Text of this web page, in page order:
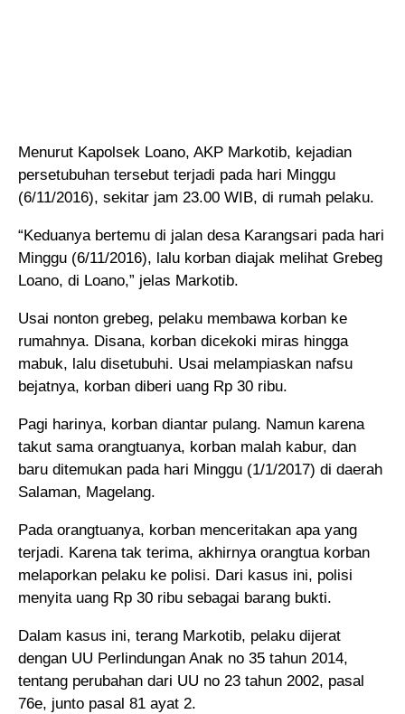
Menurut Kapolsek Loano, AKP Markotib, kejadian
persetubuhan tersebut terjadi pada hari Minggu
(6/11/2016), sekitar jam 23.00 WIB, di rumah pelaku.
“Keduanya bertemu di jalan desa Karangsari pada hari
Minggu (6/11/2016), lalu korban diajak melihat Grebeg
Loano, di Loano,” jelas Markotib.
Usai nonton grebeg, pelaku membawa korban ke
rumahnya. Disana, korban dicekoki miras hingga
mabuk, lalu disetubuhi. Usai melampiaskan nafsu
bejatnya, korban diberi uang Rp 30 ribu.
Pagi harinya, korban diantar pulang. Namun karena
takut sama orangtuanya, korban malah kabur, dan
baru ditemukan pada hari Minggu (1/1/2017) di daerah
Salaman, Magelang.
Pada orangtuanya, korban menceritakan apa yang
terjadi. Karena tak terima, akhirnya orangtua korban
melaporkan pelaku ke polisi. Dari kasus ini, polisi
menyita uang Rp 30 ribu sebagai barang bukti.
Dalam kasus ini, terang Markotib, pelaku dijerat
dengan UU Perlindungan Anak no 35 tahun 2014,
tentang perubahan dari UU no 23 tahun 2002, pasal
76e, junto pasal 81 ayat 2.